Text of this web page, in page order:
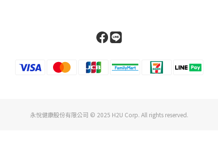
永悅健康股份有限公司 © 2025 H2U Corp. All rights reserved.